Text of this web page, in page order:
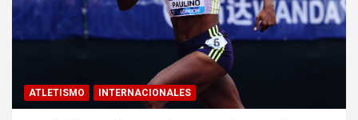
ATLETISMO INTERNACIONALES